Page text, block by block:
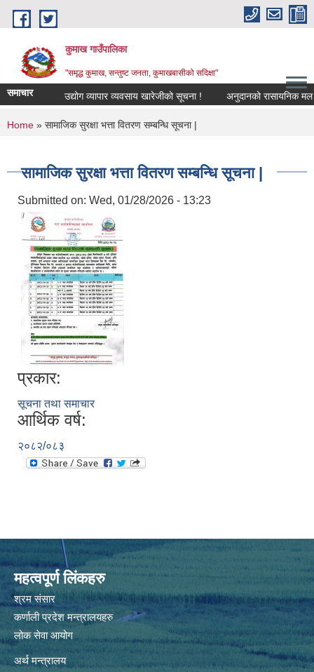
Skip to main content
कुमाख गाउँपालिका
"समृद्ध कुमाख, सन्तुष्ट जनता, कुमाखबासीको सदिक्षा"
समाचार उद्योग व्यापार व्यवसाय खारेजीको सूचना ! अनुदानको रासायनिक मल
You are here
Home » सामाजिक सुरक्षा भत्ता वितरण सम्बन्धि सूचना |
सामाजिक सुरक्षा भत्ता वितरण सम्बन्धि सूचना |
Submitted on: Wed, 01/28/2026 - 13:23
प्रकार:
सूचना तथा समाचार
आर्थिक वर्ष:
२०८२/०८३
महत्वपूर्ण लिंकहरु
श्रम संसार
कर्णाली प्रदेश मन्त्रालयहरु
लोक सेवा आयोग
अर्थ मन्त्रालय